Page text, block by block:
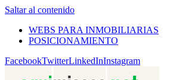
Saltar al contenido
WEBS PARA INMOBILIARIAS
POSICIONAMIENTO
FacebookTwitterLinkedInInstagram